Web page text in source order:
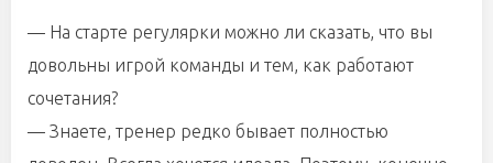
— На старте регулярки можно ли сказать, что вы
довольны игрой команды и тем, как работают
сочетания?
— Знаете, тренер редко бывает полностью